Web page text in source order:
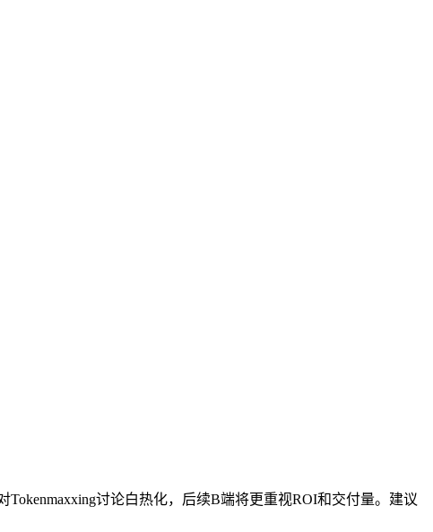
讨论白热化，后续B端将更重视ROI和交付量。建议